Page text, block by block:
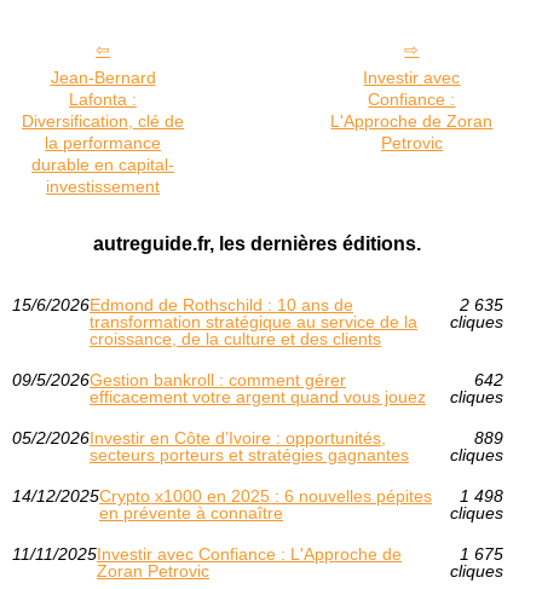
Jean-Bernard
Lafonta :
Diversification, clé de
la performance
durable en capital-
investissement
Investir avec
Confiance :
L'Approche de Zoran
Petrovic
autreguide.fr, les dernières éditions.
15/6/2026Edmond de Rothschild : 10 ans de
transformation stratégique au service de la
croissance, de la culture et des clients
2 635
cliques
09/5/2026Gestion bankroll : comment gérer
efficacement votre argent quand vous jouez
642
cliques
05/2/2026Investir en Côte d’Ivoire : opportunités,
secteurs porteurs et stratégies gagnantes
889
cliques
14/12/2025Crypto x1000 en 2025 : 6 nouvelles pépites
en prévente à connaître
1 498
cliques
11/11/2025Investir avec Confiance : L'Approche de
Zoran Petrovic
1 675
cliques